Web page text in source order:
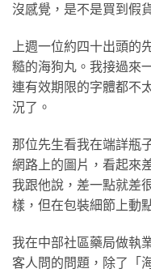
沒感覺，是不是買到假
上週一位約四十出頭的
糙的海狗丸。我接過來
連有效期限的字體都不
況了。
那位先生看我在端詳瓶
網路上的圖片，看起來
我跟他說，差一點就差
樣，但在包裝細節上動
我在中部社區藥局做執
客人問的問題，除了「